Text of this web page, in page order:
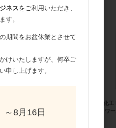
ール3959 5kg
日新化
ゥ ノワ
ネスをご利用いただき、
す。
期間をお盆休業とさせて
けいたしますが、何卒ご
申し上げます。
～8月16日